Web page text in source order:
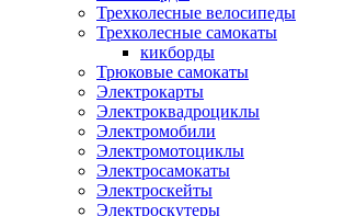
Трехколесные велосипеды
Трехколесные самокаты
кикборды
Трюковые самокаты
Электрокарты
Электроквадроциклы
Электромобили
Электромотоциклы
Электросамокаты
Электроскейты
Электроскутеры